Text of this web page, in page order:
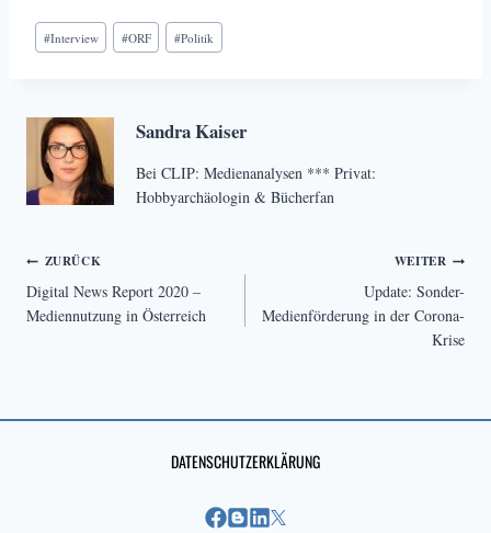
Schlagworte:
#Interview #ORF #Politik
Sandra Kaiser
Bei CLIP: Medienanalysen *** Privat:
Hobbyarchäologin & Bücherfan
Beitragsnavigation
ZURÜCK
Digital News Report 2020 –
Mediennutzung in Österreich
WEITER
Update: Sonder-
Medienförderung in der Corona-
Krise
DATENSCHUTZERKLÄRUNG